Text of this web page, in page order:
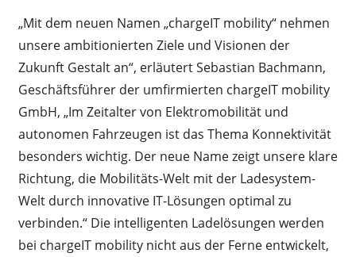
„Mit dem neuen Namen „chargeIT mobility“ nehmen
unsere ambitionierten Ziele und Visionen der
Zukunft Gestalt an“, erläutert Sebastian Bachmann,
Geschäftsführer der umfirmierten chargeIT mobility
GmbH, „Im Zeitalter von Elektromobilität und
autonomen Fahrzeugen ist das Thema Konnektivität
besonders wichtig. Der neue Name zeigt unsere klare
Richtung, die Mobilitäts-Welt mit der Ladesystem-
Welt durch innovative IT-Lösungen optimal zu
verbinden.“ Die intelligenten Ladelösungen werden
bei chargeIT mobility nicht aus der Ferne entwickelt,